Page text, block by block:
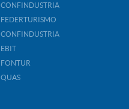
CONFINDUSTRIA
FEDERTURISMO
CONFINDUSTRIA
EBIT
FONTUR
QUAS